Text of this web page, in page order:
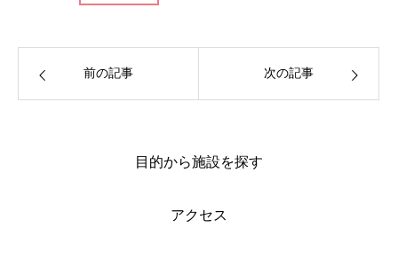
前の記事 次の記事
目的から施設を探す
アクセス